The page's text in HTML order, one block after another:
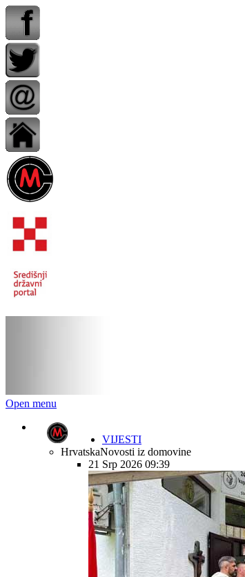
Open menu
VIJESTI
HrvatskaNovosti iz domovine
21 Srp 2026 09:39